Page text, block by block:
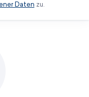
Daten zu.